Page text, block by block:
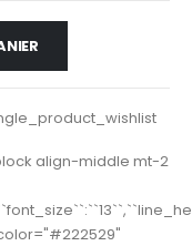
align-middle mt-2